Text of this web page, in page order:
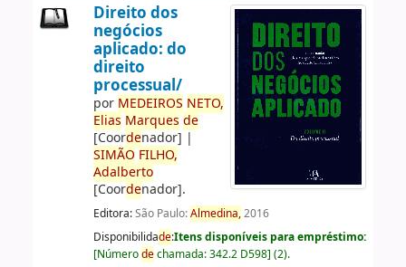
Direito dos
negócios
aplicado: do
direito
processual/
por MEDEIROS NETO,
Elias Marques de
[Coordenador] |
SIMÃO FILHO,
Adalberto
[Coordenador].
Editora:São Paulo:Almedina,2016
Disponibilidade:Itens disponíveis para empréstimo:
[Númerodechamada:342.2 D598] (2).